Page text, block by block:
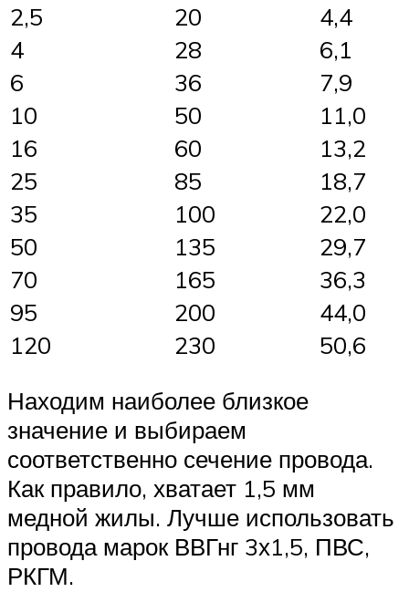
2,5
20
4,4
4
28
6,1
6
36
7,9
10
50
11,0
16
60
13,2
25
85
18,7
35
100
22,0
50
135
29,7
70
165
36,3
95
200
44,0
120
230
50,6
Находим наиболее близкое
значение и выбираем
соответственно сечение провода.
Как правило, хватает 1,5 мм
медной жилы. Лучше использовать
провода марок ВВГнг 3х1,5, ПВС,
РКГМ.